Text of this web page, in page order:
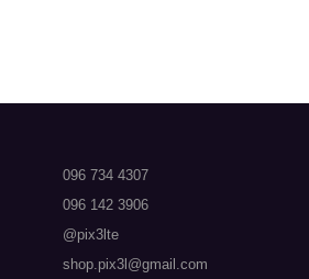
096 734 4307
096 142 3906
@pix3lte
shop.pix3l@gmail.com